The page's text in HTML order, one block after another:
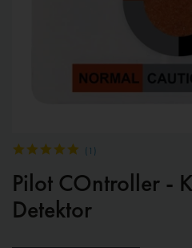
(1 )
Pilot COntroller -
Detektor